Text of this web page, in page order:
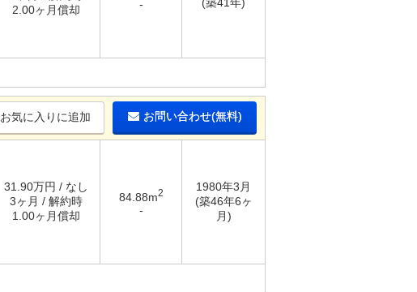
2.00ヶ月償却
-
お気に入りに追加 お問い合わせ(無料)
31.90万円 / なし
3ヶ月 / 解約時
1.00ヶ月償却
84.88m2
-
1980年3月
(築46年6ヶ
月)